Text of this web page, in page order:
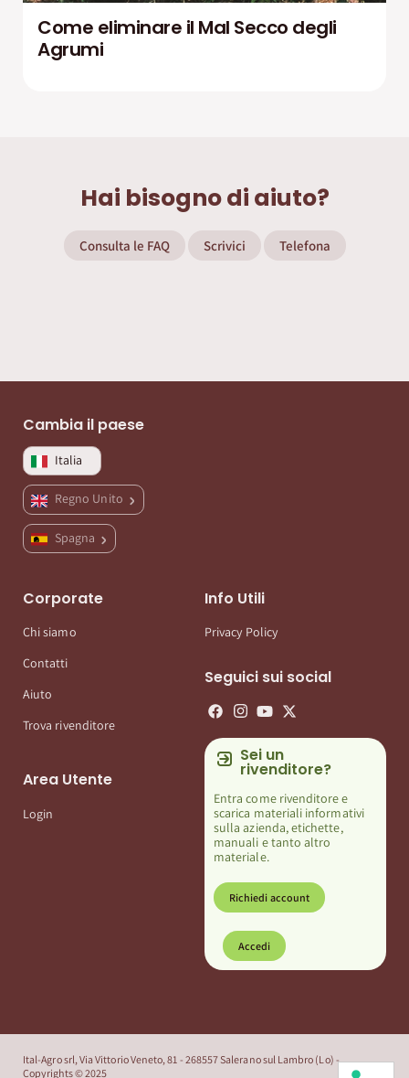
Come eliminare il Mal Secco degli
Agrumi
Hai bisogno di aiuto?
Consulta le FAQ Scrivici Telefona
Cambia il paese
Italia
Regno Unito
Spagna
Corporate
Chi siamo
Contatti
Aiuto
Trova rivenditore
Area Utente
Login
Info Utili
Privacy Policy
Seguici sui social
Sei un
rivenditore?
Entra come rivenditore e
scarica materiali informativi
sulla azienda, etichette,
manuali e tanto altro
materiale.
Richiedi account
Accedi
Ital-Agro srl, Via Vittorio Veneto, 81 - 268557 Salerano sul Lambro (Lo) -
Copyrights © 2025